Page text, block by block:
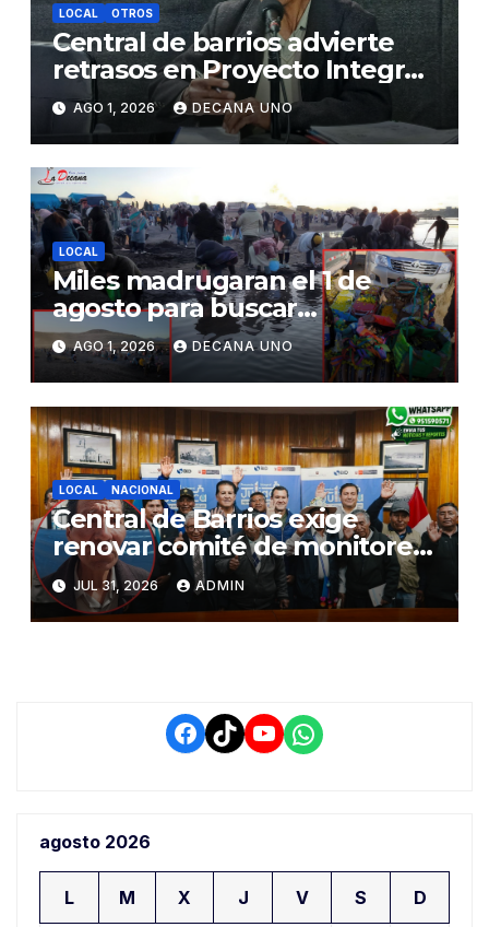
LOCAL OTROS
Central de barrios advierte
retrasos en Proyecto Integral
de Agua y Alcantarillado para
Juliaca
AGO 1, 2026 DECANA UNO
LOCAL
Miles madrugaran el 1 de
agosto para buscar
piedrecillas en los ríos y
realizar la challa por la
riqueza y la prosperidad
AGO 1, 2026 DECANA UNO
LOCAL NACIONAL
Central de Barrios exige
renovar comité de monitoreo
del PIAA por presuntos
conflictos de interés y
retrasos
JUL 31, 2026 ADMIN
Facebook
TikTokYouTube
WhatsApp
agosto 2026
L M X J V S D